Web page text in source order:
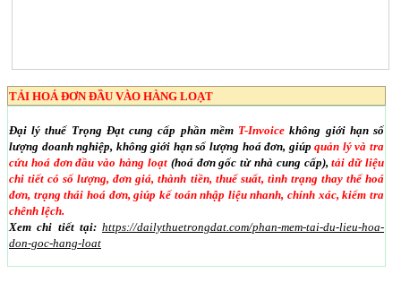
TẢI HOÁ ĐƠN ĐẦU VÀO HÀNG LOẠT
Đại lý thuế Trọng Đạt cung cấp phần mềm T-Invoice không giới hạn số
lượng doanh nghiệp, không giới hạn số lượng hoá đơn, giúpquản lý và tra
cứu hoá đơn đầu vào hàng loạt(hoá đơn gốc từ nhà cung cấp),tải dữ liệu
chi tiết có số lượng, đơn giá, thành tiền, thuế suất, tình trạng thay thế hoá
đơn, trạng thái hoá đơn, giúp kế toán nhập liệu nhanh, chính xác, kiểm tra
chênh lệch.
Xem chi tiết tại: https://dailythuetrongdat.com/phan-mem-tai-du-lieu-hoa-
don-goc-hang-loat